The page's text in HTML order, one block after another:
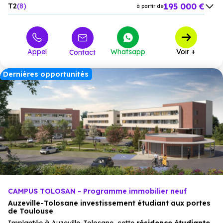
T2 8 à partir de195 000 €
Appel Contact Whatsapp Voir +
Dernières opportunités
CAMPUS TOLOSAN - Programme immobilier neuf
Auzeville-Tolosane investissement étudiant aux portes
de Toulouse